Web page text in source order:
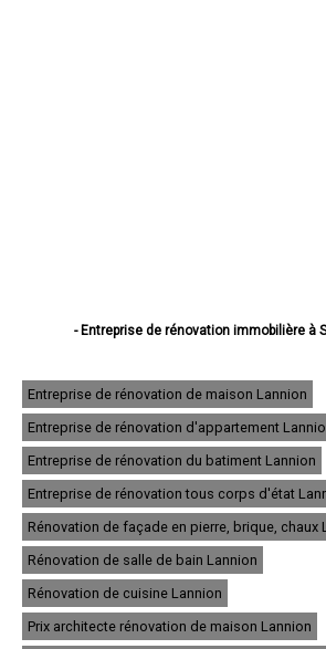
- Entreprise de rénovation immobilière à
- Entreprise de rénovation immobilière à
- Entreprise de rénovation immobilière à
- Entreprise de rénovation immobilière
- Entreprise de rénovation immobilière à
- Entreprise de rénovation immobilière à
- Entreprise de rénovation immobilière à
- Entreprise de rénovation immobilière à
- Entreprise de rénovation immobilière à
- Entreprise de rénovation immobilière à
- Entreprise de rénovation immobilière à
- Entreprise de rénovation immobilière
- Entreprise de rénovation immobilière à
- Entreprise de rénovation immobilière
Entreprise de rénovation de maison Lannion
Entreprise de rénovation d'appartement
Entreprise de rénovation du batiment Lannion
Entreprise de rénovation tous corps d'état
Rénovation de façade en pierre, brique, chaux
Rénovation de salle de bain Lannion
Rénovation de cuisine Lannion
Prix architecte rénovation de maison Lannion